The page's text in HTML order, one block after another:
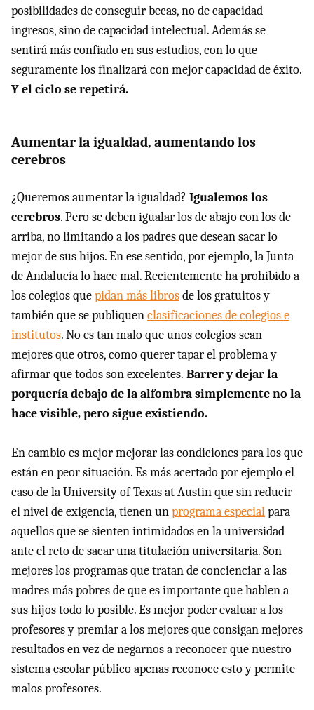
posibilidades de conseguir becas, no de capacidad
ingresos, sino de capacidad intelectual. Además se
sentirá más confiado en sus estudios, con lo que
seguramente los finalizará con mejor capacidad de éxito.
Y el ciclo se repetirá.
Aumentar la igualdad, aumentando los
cerebros
¿Queremos aumentar la igualdad? Igualemos los
cerebros. Pero se deben igualar los de abajo con los de
arriba, no limitando a los padres que desean sacar lo
mejor de sus hijos. En ese sentido, por ejemplo, la Junta
de Andalucía lo hace mal. Recientemente ha prohibido a
los colegios quepidan más librosde los gratuitos y
también que se publiquenclasificaciones de colegios e
institutos. No es tan malo que unos colegios sean
mejores que otros, como querer tapar el problema y
afirmar que todos son excelentes. Barrer y dejar la
porquería debajo de la alfombra simplemente no la
hace visible, pero sigue existiendo.
En cambio es mejor mejorar las condiciones para los que
están en peor situación. Es más acertado por ejemplo el
caso de la University of Texas at Austin que sin reducir
el nivel de exigencia, tienen unprograma especialpara
aquellos que se sienten intimidados en la universidad
ante el reto de sacar una titulación universitaria. Son
mejores los programas que tratan de concienciar a las
madres más pobres de que es importante que hablen a
sus hijos todo lo posible. Es mejor poder evaluar a los
profesores y premiar a los mejores que consigan mejores
resultados en vez de negarnos a reconocer que nuestro
sistema escolar público apenas reconoce esto y permite
malos profesores.